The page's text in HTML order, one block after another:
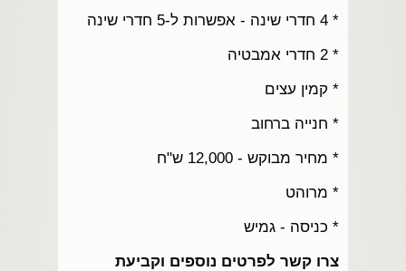
* 4 חדרי שינה - אפשרות ל-5 חדרי שינה
* 2 חדרי אמבטיה
* קמין עצים
* חנייה ברחוב
* מחיר מבוקש - 12,000 ש"ח
* מרוהט
* כניסה - גמיש
צרו קשר לפרטים נוספים וקביעת